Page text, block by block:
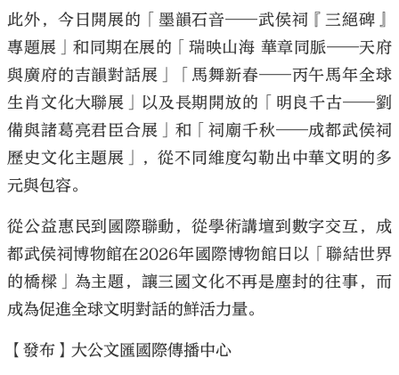
此外，今日開展的「墨韻石音——武侯祠『三絕碑』
專題展」和同期在展的「瑞映山海 華章同脈——天府
與廣府的吉韻對話展」「馬舞新春——丙午馬年全球
生肖文化大聯展」以及長期開放的「明良千古——劉
備與諸葛亮君臣合展」和「祠廟千秋——成都武侯祠
歷史文化主題展」，從不同維度勾勒出中華文明的多
元與包容。
從公益惠民到國際聯動，從學術講壇到數字交互，成
都武侯祠博物館在2026年國際博物館日以「聯結世界
的橋樑」為主題，讓三國文化不再是塵封的往事，而
成為促進全球文明對話的鮮活力量。
【發布】大公文匯國際傳播中心